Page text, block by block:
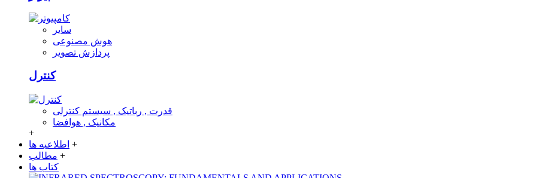
سایر
هوش مصنوعی
پردازش تصویر
کنترل
قدرت , رباتیک , سیستم کنترلی
مکانیک , هوافضا
+
اطلاعیه ها +
مطالب +
کتاب ها